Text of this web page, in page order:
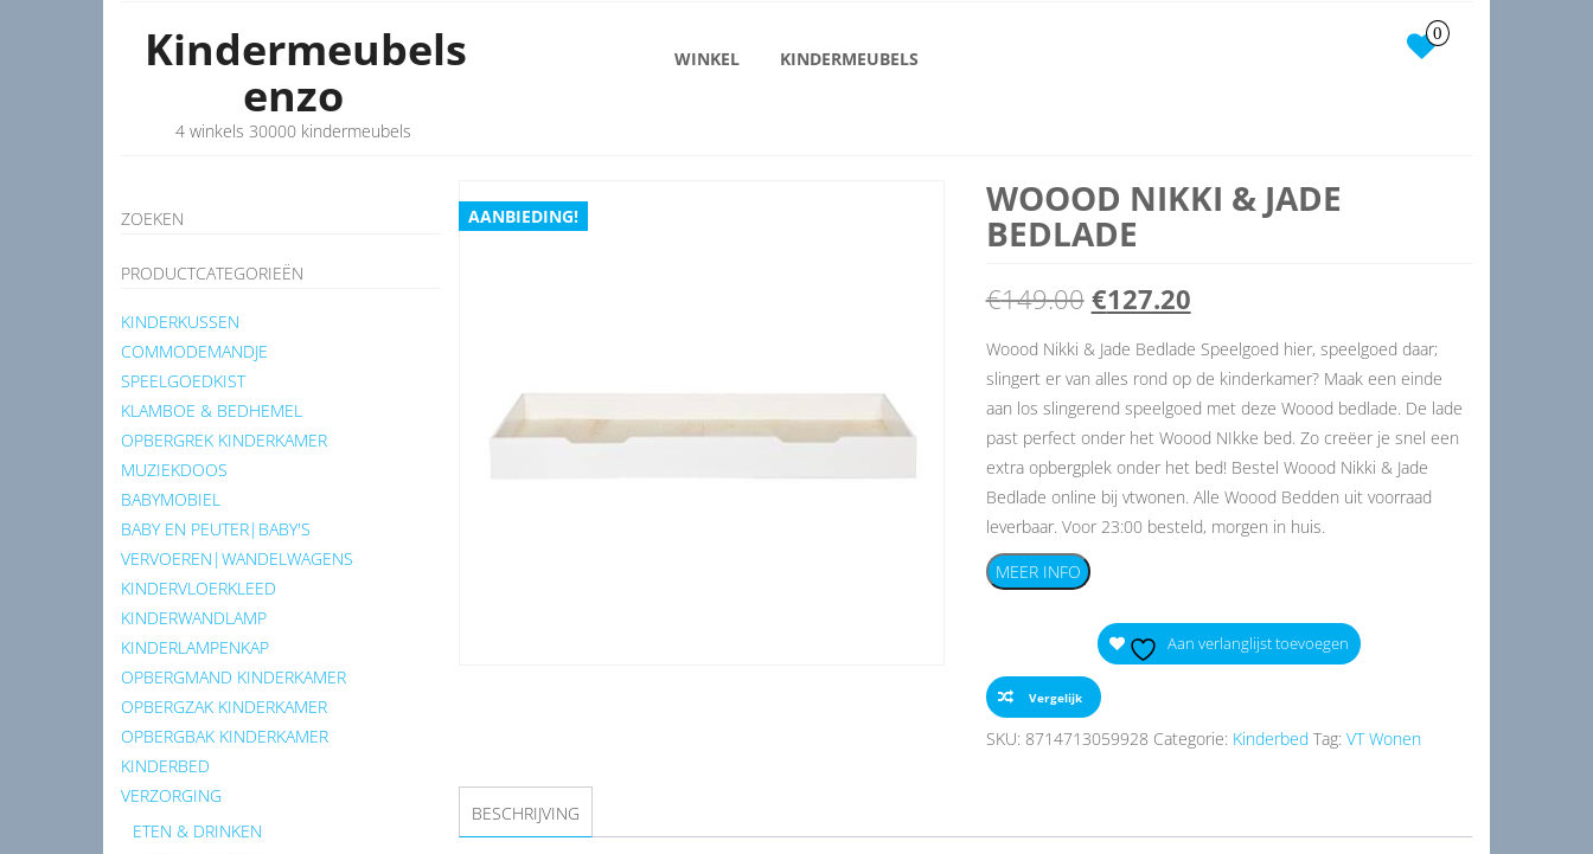
Kindermeubels
enzo
4 winkels 30000 kindermeubels
0
WINKEL KINDERMEUBELS
ZOEKEN
PRODUCTCATEGORIEËN
KINDERKUSSEN
COMMODEMANDJE
SPEELGOEDKIST
KLAMBOE & BEDHEMEL
OPBERGREK KINDERKAMER
MUZIEKDOOS
BABYMOBIEL
BABY EN PEUTER|BABY'S
VERVOEREN|WANDELWAGENS
KINDERVLOERKLEED
KINDERWANDLAMP
KINDERLAMPENKAP
OPBERGMAND KINDERKAMER
OPBERGZAK KINDERKAMER
OPBERGBAK KINDERKAMER
KINDERBED
VERZORGING
ETEN & DRINKEN
AANBIEDING! WOOOD NIKKI & JADE
BEDLADE
€149.00 Oorspronkelijke
prijs
was:
€149.00.
€127.20Huidige
prijs
is:
€127.20.
Woood Nikki & Jade Bedlade Speelgoed hier, speelgoed daar;
slingert er van alles rond op de kinderkamer? Maak een einde
aan los slingerend speelgoed met deze Woood bedlade. De lade
past perfect onder het Woood NIkke bed. Zo creëer je snel een
extra opbergplek onder het bed! Bestel Woood Nikki & Jade
Bedlade online bij vtwonen. Alle Woood Bedden uit voorraad
leverbaar. Voor 23:00 besteld, morgen in huis.
MEER INFO
Aan verlanglijst toevoegen
Vergelijk
SKU: 8714713059928 Categorie: Kinderbed Tag: VT Wonen
BESCHRIJVING